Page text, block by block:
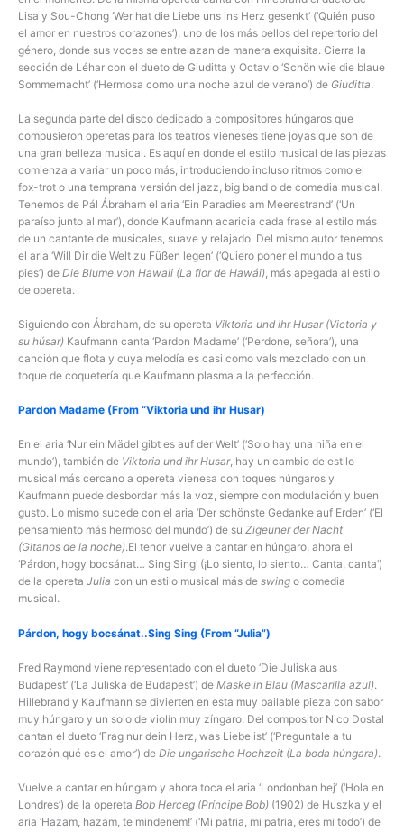
Lisa y Sou-Chong ‘Wer hat die Liebe uns ins Herz gesenkt’ (‘Quién puso
el amor en nuestros corazones’), uno de los más bellos del repertorio del
género, donde sus voces se entrelazan de manera exquisita. Cierra la
sección de Léhar con el dueto de Giuditta y Octavio ‘Schön wie die blaue
Sommernacht’ (‘Hermosa como una noche azul de verano’) de Giuditta.
La segunda parte del disco dedicado a compositores húngaros que
compusieron operetas para los teatros vieneses tiene joyas que son de
una gran belleza musical. Es aquí en donde el estilo musical de las piezas
comienza a variar un poco más, introduciendo incluso ritmos como el
fox-trot o una temprana versión del jazz, big band o de comedia musical.
Tenemos de Pál Ábraham el aria ‘Ein Paradies am Meerestrand’ (‘Un
paraíso junto al mar’), donde Kaufmann acaricia cada frase al estilo más
de un cantante de musicales, suave y relajado. Del mismo autor tenemos
el aria ‘Will Dir die Welt zu Füßen legen’ (‘Quiero poner el mundo a tus
pies’) de Die Blume von Hawaii (La flor de Hawái) , más apegada al estilo
de opereta.
Siguiendo con Ábraham, de su opereta Viktoria und ihr Husar (Victoria y
su húsar) Kaufmann canta ‘Pardon Madame’ (‘Perdone, señora’), una
canción que flota y cuya melodía es casi como vals mezclado con un
toque de coquetería que Kaufmann plasma a la perfección.
Pardon Madame (From “Viktoria und ihr Husar)
En el aria ‘Nur ein Mädel gibt es auf der Welt’ (‘Solo hay una niña en el
mundo’), también de Viktoria und ihr Husar, hay un cambio de estilo
musical más cercano a opereta vienesa con toques húngaros y
Kaufmann puede desbordar más la voz, siempre con modulación y buen
gusto. Lo mismo sucede con el aria ‘Der schönste Gedanke auf Erden’ (‘El
pensamiento más hermoso del mundo’) de su Zigeuner der Nacht
(Gitanos de la noche).El tenor vuelve a cantar en húngaro, ahora el
‘Párdon, hogy bocsánat… Sing Sing’ (¡Lo siento, lo siento… Canta, canta’)
de la opereta Julia con un estilo musical más de swing o comedia
musical.
Párdon, hogy bocsánat..Sing Sing (From “Julia”)
Fred Raymond viene representado con el dueto ‘Die Juliska aus
Budapest’ (‘La Juliska de Budapest’) de Maske in Blau (Mascarilla azul).
Hillebrand y Kaufmann se divierten en esta muy bailable pieza con sabor
muy húngaro y un solo de violín muy zíngaro. Del compositor Nico Dostal
cantan el dueto ‘Frag nur dein Herz, was Liebe ist’ (‘Preguntale a tu
corazón qué es el amor’) de Die ungarische Hochzeit (La boda húngara).
Vuelve a cantar en húngaro y ahora toca el aria ‘Londonban hej’ (‘Hola en
Londres’) de la opereta Bob Herceg (Príncipe Bob) (1902) de Huszka y el
aria ‘Hazam, hazam, te mindenem!’ (‘Mi patria, mi patria, eres mi todo’) de